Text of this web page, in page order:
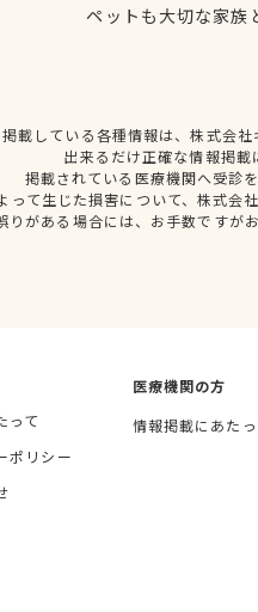
ペットも大切な家族
掲載している各種情報は、株式会
出来るだけ正確な情報掲
掲載されている医療機関へ受診
って生じた損害について、株式会
りがある場合には、お手数ですが
って
ポリシー
医療機関の方
情報掲載にあたっ